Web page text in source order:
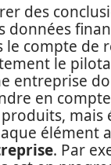
des
données
le compte de
le
entreprise
en
mais
élément
. Par